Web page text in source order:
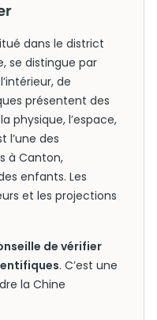
dans le district
se distingue par
de
présentent des
physique, l’espace,
l’une des
à Canton,
enfants. Les
et les projections
de vérifier
. C’est une
la Chine